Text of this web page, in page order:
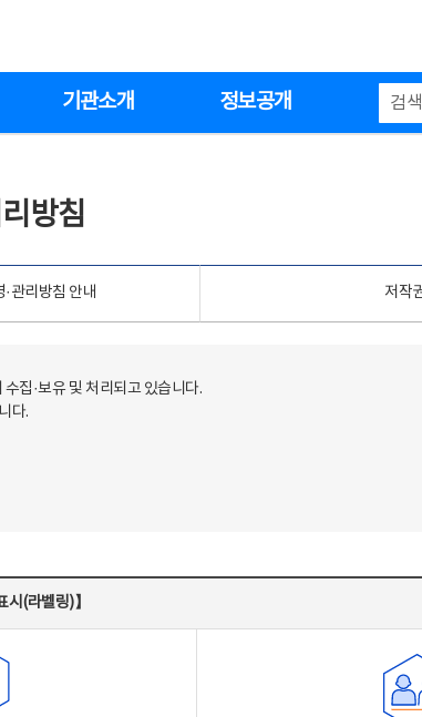
기관소개 정보공개
방침
관리방침 안내 저작
집·보유 및 처리되고 있습니다.
다.
시(라벨링)】